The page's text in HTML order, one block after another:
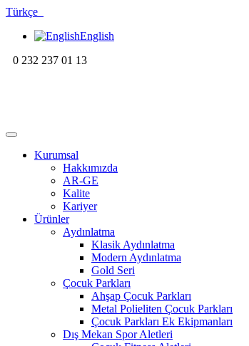
Türkçe
English
0 232 237 01 13
Kurumsal
Hakkımızda
AR-GE
Kalite
Kariyer
Ürünler
Aydınlatma
Klasik Aydınlatma
Modern Aydınlatma
Gold Seri
Çocuk Parkları
Ahşap Çocuk Parkları
Metal Polieliten Çocuk Parkları
Çocuk Parkları Ek Ekipmanları
Dış Mekan Spor Aletleri